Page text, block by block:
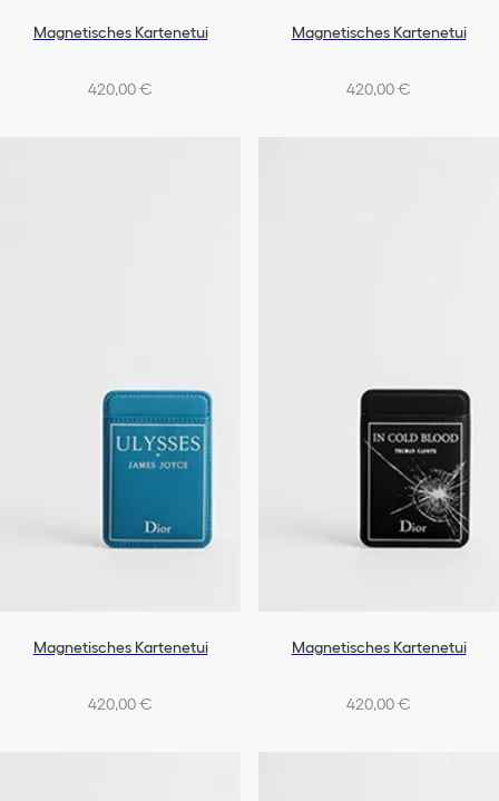
Magnetisches Kartenetui
420,00 €
Magnetisches Kartenetui
420,00 €
Magnetisches Kartenetui
420,00 €
Magnetisches Kartenetui
420,00 €